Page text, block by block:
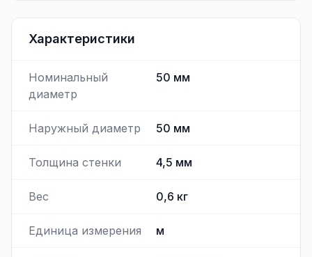
Характеристики
Номинальный
диаметр
50 мм
Наружный диаметр 50 мм
Толщина стенки 4,5 мм
Вес 0,6 кг
Единица измерения м